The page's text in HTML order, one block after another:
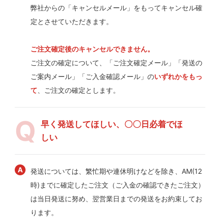
弊社からの「キャンセルメール」をもってキャンセル確
定とさせていただきます。
ご注文確定後のキャンセルできません。
ご注文の確定について、「ご注文確定メール」「発送の
ご案内メール」「ご入金確認メール」のいずれかをもっ
て 、ご注文の確定とします。
早く発送してほしい、〇〇日必着でほ
しい
発送については、繁忙期や連休明けなどを除き、AM(12
時)までに確定したご注文（ご入金の確認できたご注文）
は当日発送に努め、翌営業日までの発送をお約束してお
ります。